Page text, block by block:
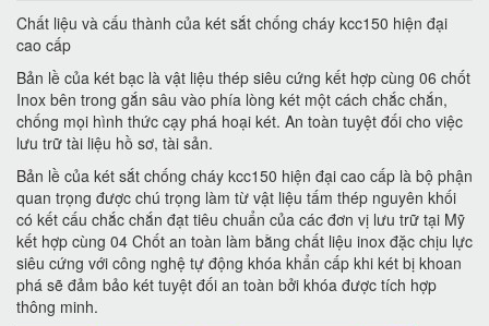
Chất liệu và cấu thành của két sắt chống cháy kcc150 hiện đại
cao cấp
Bản lề của két bạc là vật liệu thép siêu cứng kết hợp cùng 06 chốt
Inox bên trong gắn sâu vào phía lòng két một cách chắc chắn,
chống mọi hình thức cạy phá hoại két. An toàn tuyệt đối cho việc
lưu trữ tài liệu hồ sơ, tài sản.
Bản lề của két sắt chống cháy kcc150 hiện đại cao cấp là bộ phận
quan trọng được chú trọng làm từ vật liệu tấm thép nguyên khối
có kết cấu chắc chắn đạt tiêu chuẩn của các đơn vị lưu trữ tại Mỹ
kết hợp cùng 04 Chốt an toàn làm bằng chất liệu inox đặc chịu lực
siêu cứng với công nghệ tự động khóa khẩn cấp khi két bị khoan
phá sẽ đảm bảo két tuyệt đối an toàn bởi khóa được tích hợp
thông minh.